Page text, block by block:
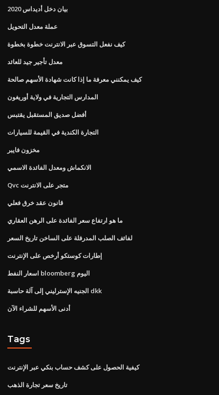
بيان دخل أديداس 2020
عملة معدل التحويل
كيف نفعل التسوق عبر الانترنت خطوة بخطوة
معدل تأجير جيد للعائد
كيف يمكنني معرفة ما إذا كانت شهادة الأسهم صالحة
المدارس التجارية في ولاية أوريغون
أفضل صديق المستقبل يقتبس
التجارة الكندية في القيمة للسيارات
مخزون فايبر
الانكماش ومعدل الفائدة الاسمي
Qvc متجر على الانترنت
قانون عقد خرق فعلي
ما هو ارتفاع سعر الفائدة على الرهن العقاري
لفائف الصلب المدرفلة على الساخن تاريخ السعر
إطارات كوستكو أرخص على الإنترنت
اسعار النفط bloomberg اليوم
الجنيه الإسترليني إلى آلة حاسبة dkk
أدنى الأسهم للشراء الآن
Tags
كيفية الحصول على كشف حساب بنكي عبر الإنترنت
تاريخ سعر تجارة الذهب